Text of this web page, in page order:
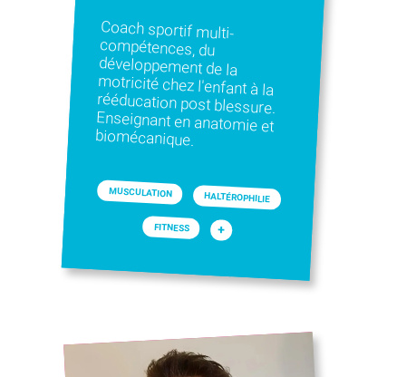
Coach sportif multi-
compétences, du
développement de la
motricité chez l'enfant à la
rééducation post blessure.
Enseignant en anatomie et
biomécanique.
MUSCULATION HALTÉROPHILIE
FITNESS +